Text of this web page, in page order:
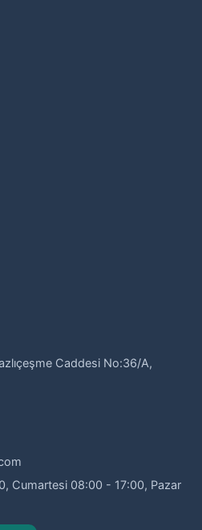
Caddesi No:36/A,
Cumartesi 08:00 - 17:00, Pazar